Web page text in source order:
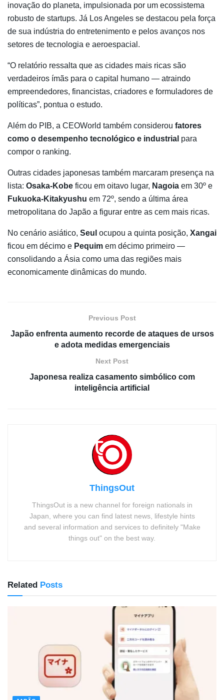
inovação do planeta, impulsionada por um ecossistema
robusto de startups. Já Los Angeles se destacou pela força
de sua indústria do entretenimento e pelos avanços nos
setores de tecnologia e aeroespacial.
“O relatório ressalta que as cidades mais ricas são
verdadeiros ímãs para o capital humano — atraindo
empreendedores, financistas, criadores e formuladores de
políticas”, pontua o estudo.
Além do PIB, a CEOWorld também considerou fatores
como o desempenho tecnológico e industrial para
compor o ranking.
Outras cidades japonesas também marcaram presença na
lista: Osaka-Kobe ficou em oitavo lugar, Nagoia em 30º e
Fukuoka-Kitakyushu em 72º, sendo a última área
metropolitana do Japão a figurar entre as cem mais ricas.
No cenário asiático, Seul ocupou a quinta posição, Xangai
ficou em décimo e Pequim em décimo primeiro —
consolidando a Ásia como uma das regiões mais
economicamente dinâmicas do mundo.
Previous Post
Japão enfrenta aumento recorde de ataques de ursos
e adota medidas emergenciais
Next Post
Japonesa realiza casamento simbólico com
inteligência artificial
ThingsOut
ThingsOut is a new channel for foreign nationals in
Japan, where you can find latest news, lifestyle hints
and several information and services to definitely "Make
things out" on the best way.
Related Posts